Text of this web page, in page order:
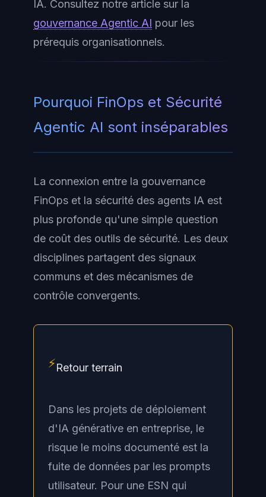
IA. Consultez notre article sur la
gouvernance Agentic AI pour les
prérequis organisationnels.
Pourquoi FinOps et Sécurité
Agentic AI sont inséparables
La connexion entre la gouvernance
FinOps et la sécurité des agents IA est
plus profonde qu'une simple question
de coût des outils de sécurité. Les deux
disciplines partagent des signaux
communs et des mécanismes de
contrôle convergents.
⚡Retour terrain
Dans les projets de déploiement
d'IA générative en entreprise, le
risque le moins documenté est la
fuite de données par les prompts
utilisateur. Pour une ESN qui